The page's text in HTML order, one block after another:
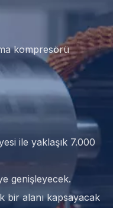
kompresörü
ile yaklaşık 7.000
genişleyecek.
bir alanı kapsayacak